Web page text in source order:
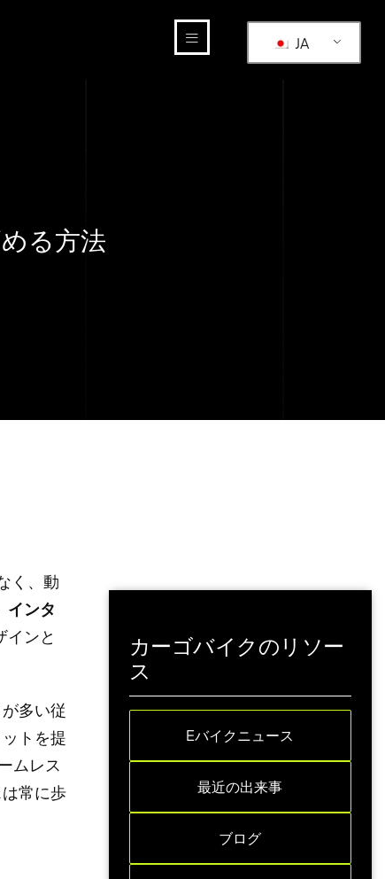
JA
る方法
く、動
インタ
インと
多い従
トを提
ムレス
常に歩
カーゴバイクのリソー
ス
Eバイクニュース
最近の出来事
ブログ